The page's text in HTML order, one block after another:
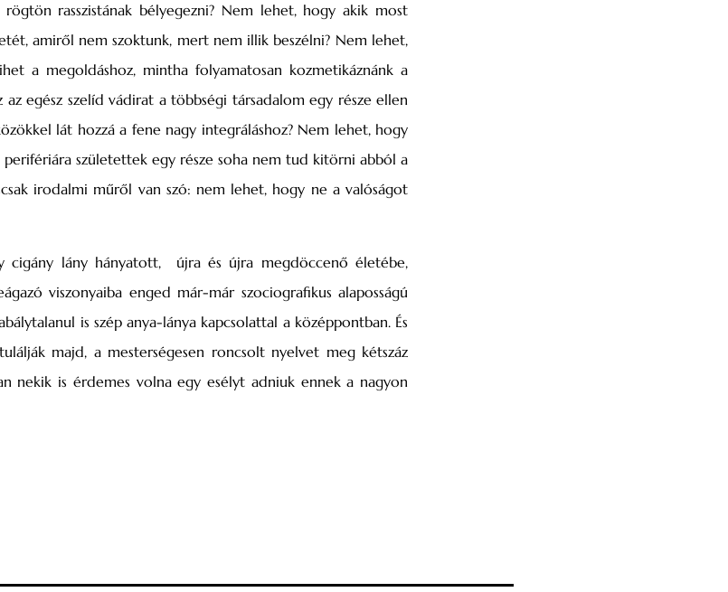
rasszistának bélyegezni? Nem lehet, hogy akik most
amiről nem szoktunk, mert nem illik beszélni? Nem lehet,
a megoldáshoz, mintha folyamatosan kozmetikáznánk a
egész szelíd vádirat a többségi társadalom egy része ellen
lát hozzá a fene nagy integráláshoz? Nem lehet, hogy
születettek egy része soha nem tud kitörni abból a
irodalmi műről van szó: nem lehet, hogy ne a valóságot
cigány lány hányatott, újra és újra megdöccenő életébe,
viszonyaiba enged már-már szociografikus alaposságú
is szép anya-lánya kapcsolattal a középpontban. És
majd, a mesterségesen roncsolt nyelvet meg kétszáz
nekik is érdemes volna egy esélyt adniuk ennek a nagyon